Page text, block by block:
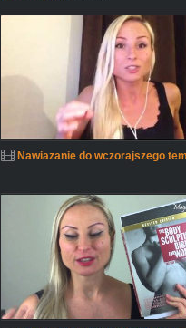
Nawiazanie do wczorajszego